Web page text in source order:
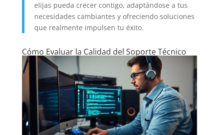
elijas pueda crecer contigo, adaptándose a tus
necesidades cambiantes y ofreciendo soluciones
que realmente impulsen tu éxito.
Cómo Evaluar la Calidad del Soporte Técnico